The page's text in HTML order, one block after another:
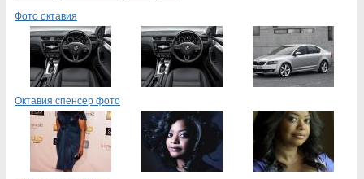
Фото октавия
Октавия спенсер фото